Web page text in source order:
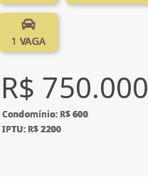
1 VAGA
R$ 750.000
Condomínio: R$ 600
IPTU: R$ 2200